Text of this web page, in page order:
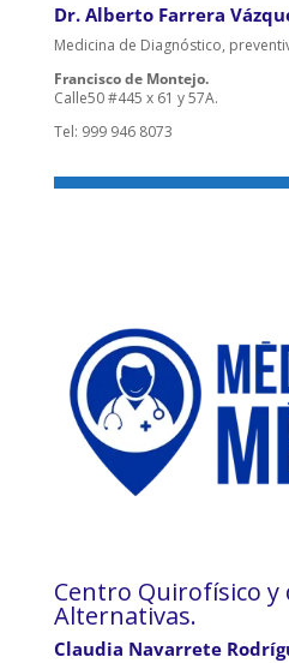
Dr. Alberto Farrera
Medicina de Diagnóstico,
Francisco de Montejo.
Calle50 #445 x 61 y 57A.
Tel: 999 946 8073
Centro Quirofísico y
Alternativas.
Claudia Navarrete